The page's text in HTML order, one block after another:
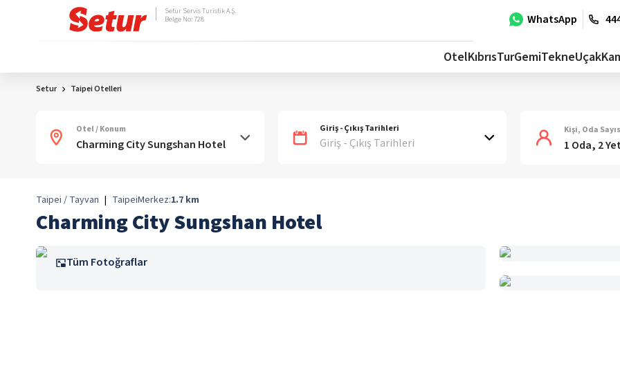
WhatsApp
Setur Servis Turistik A.Ş.
Belge No: 728
OtelKıbrısTurGemiTekneUçak
Setur Taipei Otelleri
Otel / Konum Giriş - Çıkış Tarihleri
Giriş - Çıkış Tarihleri
Kişi, Oda
1 Oda, 2
Taipei / Tayvan | TaipeiMerkez:1.7 km
Charming City Sungshan Hotel
Tüm Fotoğraflar